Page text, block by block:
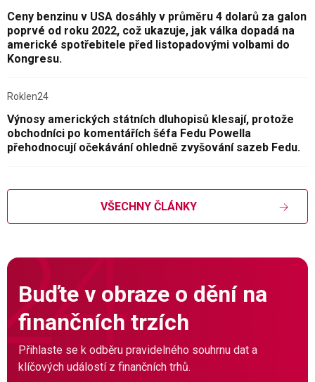
Ceny benzinu v USA dosáhly v průměru 4 dolarů za galon
poprvé od roku 2022, což ukazuje, jak válka dopadá na
americké spotřebitele před listopadovými volbami do
Kongresu.
Roklen24
Výnosy amerických státních dluhopisů klesají, protože
obchodníci po komentářích šéfa Fedu Powella
přehodnocují očekávání ohledně zvyšování sazeb Fedu.
VŠECHNY ČLÁNKY
Buďte v obraze o dění na
finančních trzích
Přihlaste se k odběru pravidelného souhrnu dat a
klíčových událostí z finančních trhů.